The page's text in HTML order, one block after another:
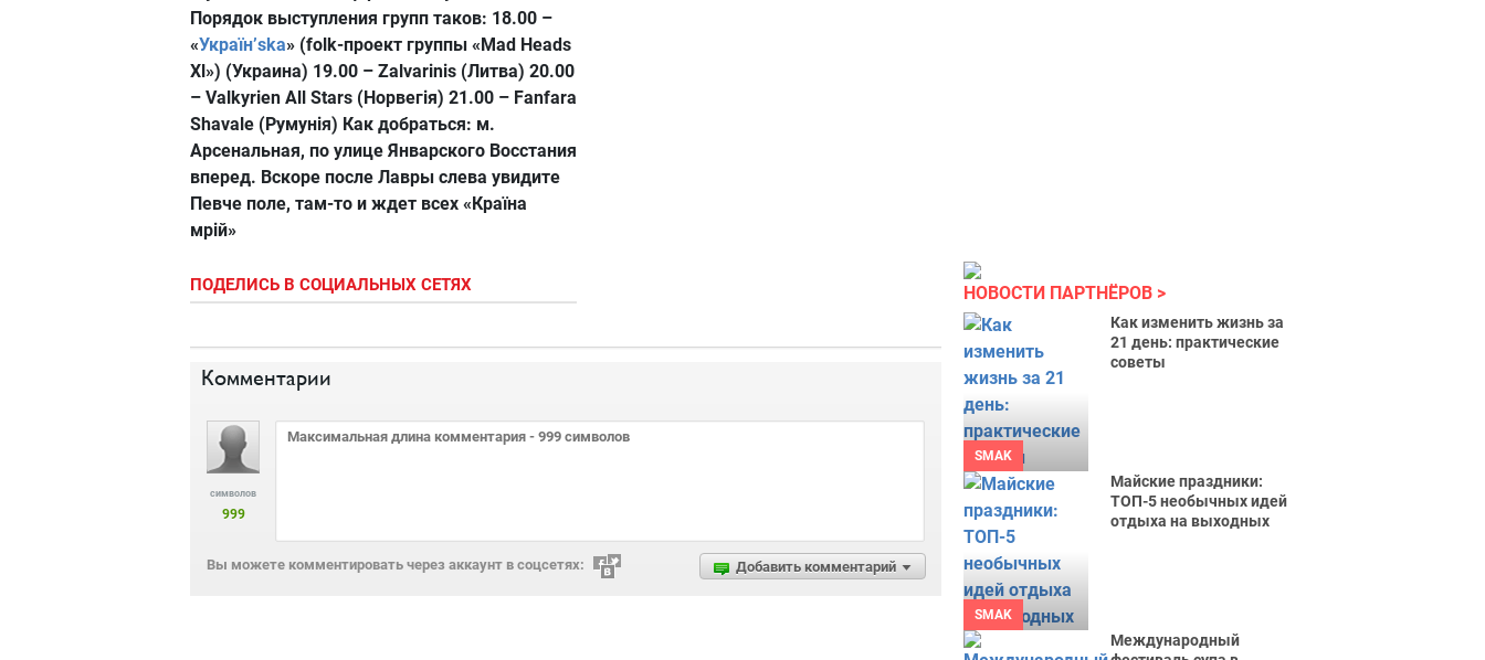
Порядок выступления групп таков: 18.00 –
«Україн’ska» (folk-проект группы «Mad Heads
Xl») (Украина) 19.00 – Zalvarinis (Литва) 20.00
– Valkyrien All Stars (Норвегія) 21.00 – Fanfara
Shavale (Румунія) Как добраться: м.
Арсенальная, по улице Январского Восстания
вперед. Вскоре после Лавры слева увидите
Певче поле, там-то и ждет всех «Країна
мрій»
ПОДЕЛИСЬ В СОЦИАЛЬНЫХ СЕТЯХ
Комментарии
символов
999
Добавить комментарий
Вы можете комментировать через аккаунт в соцсетях:
НОВОСТИ ПАРТНЁРОВ
SMAK
Как изменить жизнь за
21 день: практические
советы
SMAK
Майские праздники:
ТОП-5 необычных идей
отдыха на выходных
Международный